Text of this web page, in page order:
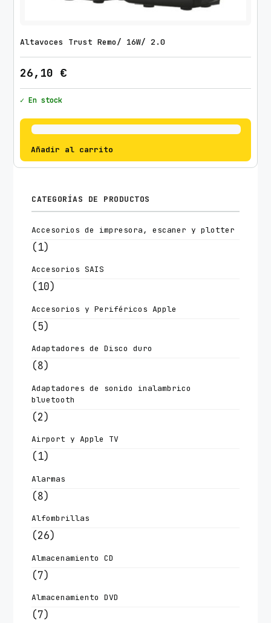
Altavoces Trust Remo/ 16W/ 2.0
26,10 €
✓ En stock
Añadir al carrito
CATEGORÍAS DE PRODUCTOS
Accesorios de impresora, escaner y plotter
(1)
Accesorios SAIS
(10)
Accesorios y Periféricos Apple
(5)
Adaptadores de Disco duro
(8)
Adaptadores de sonido inalambrico
bluetooth
(2)
Airport y Apple TV
(1)
Alarmas
(8)
Alfombrillas
(26)
Almacenamiento CD
(7)
Almacenamiento DVD
(7)